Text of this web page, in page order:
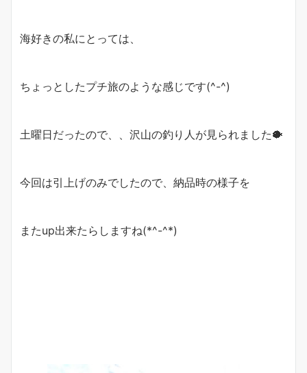
海好きの私にとっては、
ちょっとしたプチ旅のような感じです(^-^)
土曜日だったので、、沢山の釣り人が見られました🐡
今回は引上げのみでしたので、納品時の様子を
またup出来たらしますね(*^-^*)